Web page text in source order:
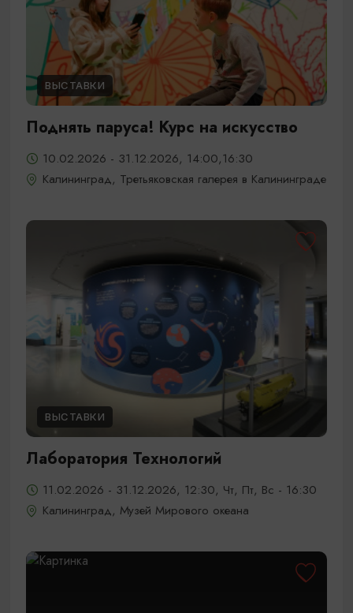
ВЫСТАВКИ
Поднять паруса! Курс на искусство
10.02.2026 - 31.12.2026, 14:00,16:30
Калининград, Третьяковская галерея в Калининграде
ВЫСТАВКИ
Лаборатория Технологий
11.02.2026 - 31.12.2026, 12:30, Чт, Пт, Вс - 16:30
Калининград, Музей Мирового океана